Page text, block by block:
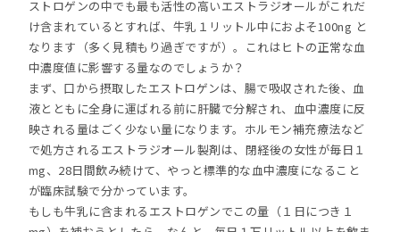
ストロゲンの中でも最も活性の高いエストラジオールがこれだ
け含まれているとすれば、牛乳１リットル中におよそ100ng と
なります（多く見積もり過ぎですが）。これはヒトの正常な血
中濃度値に影響する量なのでしょうか？
まず、口から摂取したエストロゲンは、腸で吸収された後、血
液とともに全身に運ばれる前に肝臓で分解され、血中濃度に反
映される量はごく少ない量になります。ホルモン補充療法など
で処方されるエストラジオール製剤は、閉経後の女性が毎日１
mg、28日間飲み続けて、やっと標準的な血中濃度になること
が臨床試験で分かっています。
もしも牛乳に含まれるエストロゲンでこの量（１日につき１